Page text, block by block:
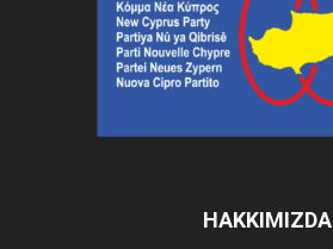
HAKKIMIZDA